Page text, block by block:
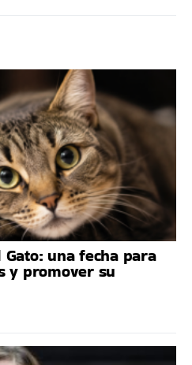
una fecha para
y promover su